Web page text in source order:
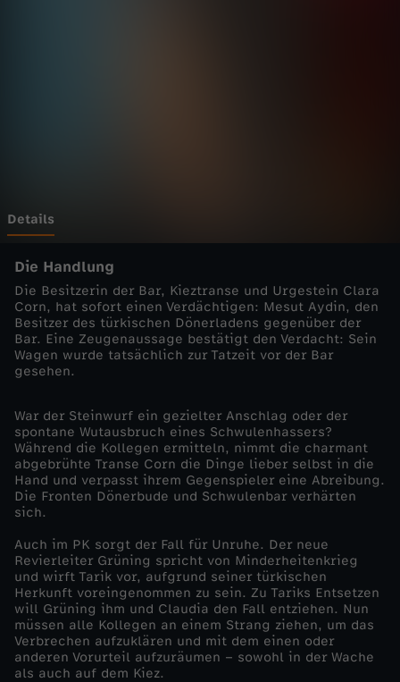
a
n
t
e
M
i
n
d
e
r
Details
Die Handlung
Die Besitzerin der Bar, Kieztranse und Urgestein Clara
Corn, hat sofort einen Verdächtigen: Mesut Aydin, den
Besitzer des türkischen Dönerladens gegenüber der
Bar. Eine Zeugenaussage bestätigt den Verdacht: Sein
Wagen wurde tatsächlich zur Tatzeit vor der Bar
gesehen.
War der Steinwurf ein gezielter Anschlag oder der
spontane Wutausbruch eines Schwulenhassers?
Während die Kollegen ermitteln, nimmt die charmant
abgebrühte Transe Corn die Dinge lieber selbst in die
Hand und verpasst ihrem Gegenspieler eine Abreibung.
Die Fronten Dönerbude und Schwulenbar verhärten
sich.
Auch im PK sorgt der Fall für Unruhe. Der neue
Revierleiter Grüning spricht von Minderheitenkrieg
und wirft Tarik vor, aufgrund seiner türkischen
Herkunft voreingenommen zu sein. Zu Tariks Entsetzen
will Grüning ihm und Claudia den Fall entziehen. Nun
müssen alle Kollegen an einem Strang ziehen, um das
Verbrechen aufzuklären und mit dem einen oder
anderen Vorurteil aufzuräumen – sowohl in der Wache
als auch auf dem Kiez.